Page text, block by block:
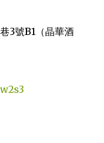
3號B1（晶華酒